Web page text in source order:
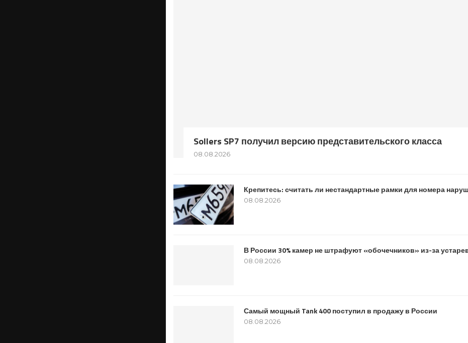
Sollers SP7 получил версию представительского класса
08.08.2026
Крепитесь: считать ли нестандартные рамки для номера
08.08.2026
В России 30% камер не штрафуют «обочечников» из-за
08.08.2026
Самый мощный Tank 400 поступил в продажу в России
08.08.2026